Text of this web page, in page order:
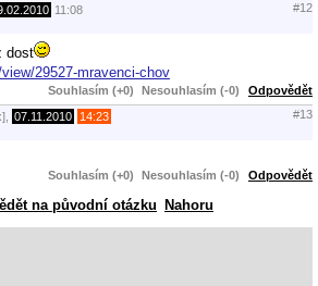
11:08 #12
dost
29527-mravenci-chov
Souhlasím (+0) Nesouhlasím (-0) Odpovědět
07.11.2010 14:23 #13
Souhlasím (+0) Nesouhlasím (-0) Odpovědět
na původní otázku Nahoru